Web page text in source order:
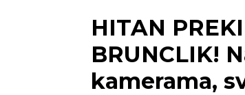
HITAN
BRUNCLIK!
kamerama,